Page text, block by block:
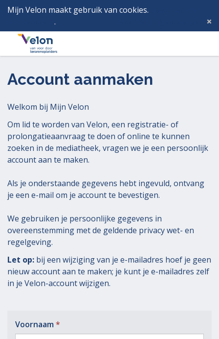
Mijn Velon maakt gebruik van cookies.
.
Menu
Account aanmaken
Welkom bij Mijn Velon
Om lid te worden van Velon, een registratie- of
prolongatieaanvraag te doen of online te kunnen
zoeken in de mediatheek, vragen we je een persoonlijk
account aan te maken.
Als je onderstaande gegevens hebt ingevuld, ontvang
je een e-mail om je account te bevestigen.
We gebruiken je persoonlijke gegevens in
overeenstemming met de geldende privacy wet- en
regelgeving.
Let op: bij een wijziging van je e-mailadres hoef je geen
nieuw account aan te maken; je kunt je e-mailadres zelf
in je Velon-account wijzigen.
Voor­naam